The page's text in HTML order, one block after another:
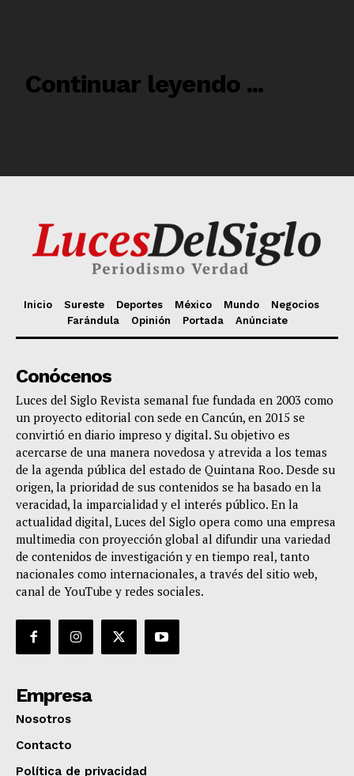
Inicio Sureste Deportes México Mundo
Negocios
Farándula
Opinión Portada Anúnciate
Conócenos
Luces del Siglo Revista semanal fue fundada en 2003 como
un proyecto editorial con sede en Cancún, en 2015 se
convirtió en diario impreso y digital. Su objetivo es
acercarse de una manera novedosa y atrevida a los temas
de la agenda pública del estado de Quintana Roo. Desde su
origen, la prioridad de sus contenidos se ha basado en la
veracidad, la imparcialidad y el interés público. En la
actualidad digital, Luces del Siglo opera como una empresa
multimedia con proyección global al difundir una variedad
de contenidos de investigación y en tiempo real, tanto
nacionales como internacionales, a través del sitio web,
canal de YouTube y redes sociales.
Empresa
Nosotros
Contacto
Política de privacidad